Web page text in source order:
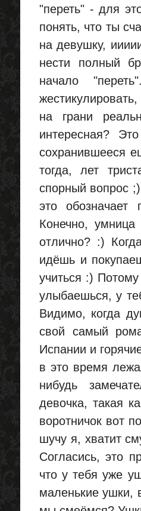
"переть" - для
понять, что ты
на девушку,
нести полный
начало
на грани
интересная?
сохранившееся
тогда, лет
спорный вопрос
это
Конечно,
отлично? :)
идёшь и
учиться :)
улыбаешься, у
Видимо, когда
свой самый
Испании и
в это время
нибудь
девочка, такая
воротничок вот
шучу я, хватит
Согласись, это
что у тебя уже
маленькие ушки,